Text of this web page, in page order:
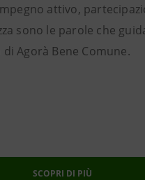
attivo,
sono le parole che
di Agorà Bene Comune.
SCOPRI DI PIÙ